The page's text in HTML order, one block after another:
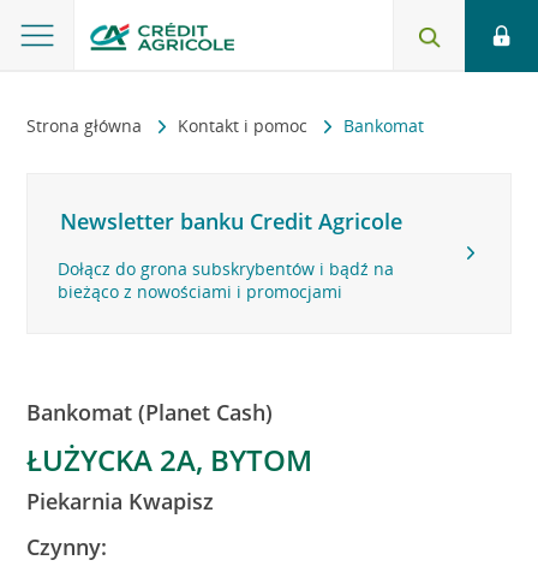
Strona główna Kontakt i pomoc Bankomat
Newsletter banku Credit Agricole
Dołącz do grona subskrybentów i bądź na
bieżąco z nowościami i promocjami
Bankomat (Planet Cash)
ŁUŻYCKA 2A, BYTOM
Piekarnia Kwapisz
Czynny: